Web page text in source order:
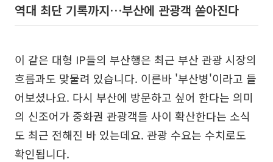
역대 최단 기록까지…부산에 관광객 쏟아진다
이 같은 대형 IP들의 부산행은 최근 부산 관광 시장의
흐름과도 맞물려 있습니다. 이른바 '부산병'이라고 들
어보셨나요. 다시 부산에 방문하고 싶어 한다는 의미
의 신조어가 중화권 관광객들 사이 확산한다는 소식
도 최근 전해진 바 있는데요. 관광 수요는 수치로도
확인됩니다.